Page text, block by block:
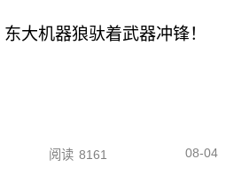
大机器狼驮着武器冲锋！
阅读 8161 08-04